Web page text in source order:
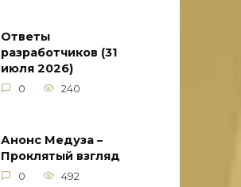
Ответы
разработчиков (31
июля 2026)
0 240
Анонс Медуза –
Проклятый взгляд
0 492